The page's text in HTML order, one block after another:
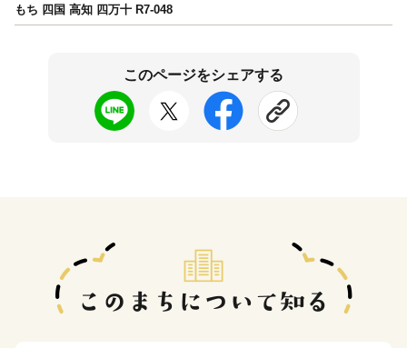
もち 四国 高知 四万十 R7-048
このページをシェアする